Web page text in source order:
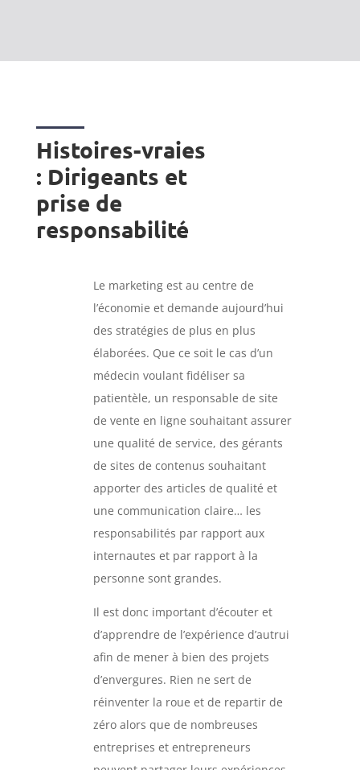
Histoires-vraies
: Dirigeants et
prise de
responsabilité
Le marketing est au centre de
l’économie et demande aujourd’hui
des stratégies de plus en plus
élaborées. Que ce soit le cas d’un
médecin voulant fidéliser sa
patientèle, un responsable de site
de vente en ligne souhaitant assurer
une qualité de service, des gérants
de sites de contenus souhaitant
apporter des articles de qualité et
une communication claire… les
responsabilités par rapport aux
internautes et par rapport à la
personne sont grandes.
Il est donc important d’écouter et
d’apprendre de l’expérience d’autrui
afin de mener à bien des projets
d’envergures. Rien ne sert de
réinventer la roue et de repartir de
zéro alors que de nombreuses
entreprises et entrepreneurs